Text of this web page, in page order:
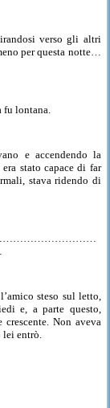
verso gli altri
per questa notte…
fu lontana.
e accendendo la
stato capace di far
stava ridendo di
steso sul letto,
e, a parte questo,
crescente. Non aveva
lei entrò.